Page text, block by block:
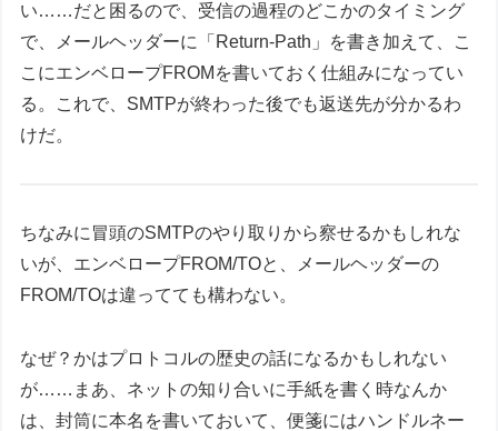
い……だと困るので、受信の過程のどこかのタイミング
で、メールヘッダーに「Return-Path」を書き加えて、こ
こにエンベロープFROMを書いておく仕組みになってい
る。これで、SMTPが終わった後でも返送先が分かるわ
けだ。
ちなみに冒頭のSMTPのやり取りから察せるかもしれな
いが、エンベロープFROM/TOと、メールヘッダーの
FROM/TOは違ってても構わない。
なぜ？かはプロトコルの歴史の話になるかもしれない
が……まあ、ネットの知り合いに手紙を書く時なんか
は、封筒に本名を書いておいて、便箋にはハンドルネー